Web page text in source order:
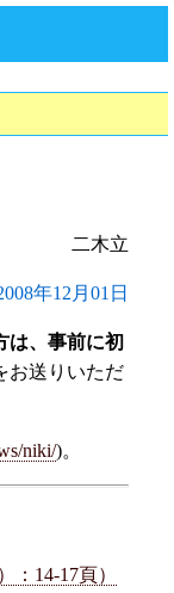
二木立
年12月01日
は、事前に初
お送りいただ
niki/)。
14-17頁）